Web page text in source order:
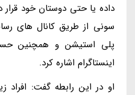
داده یا حتی دوستان خود قرار
سونی از طریق کانال های
پلی استیشن و همچنین
اینستاگرام اشاره کرد.
او در این رابطه گفت: افراد